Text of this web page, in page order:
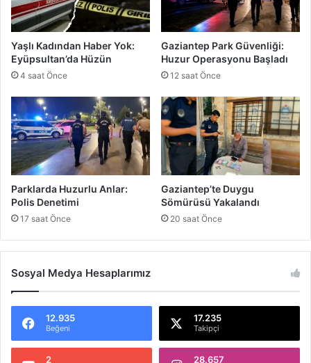
s
i
a
r
a
l
a
n
a
c
a
ı
u
:
e
n
i
Y
e
r
m
i
E
s
k
H
e
s
?
Yaşlı Kadından Haber Yok:
Eyüpsultan’da Hüzün
4 saat Önce
Gaziantep Park Güvenliği:
Huzur Operasyonu Başladı
12 saat Önce
Parklarda Huzurlu Anlar:
Polis Denetimi
17 saat Önce
Gaziantep’te Duygu
Sömürüsü Yakalandı
20 saat Önce
Sosyal Medya Hesaplarımız
12.935
Beğeni
17.235
Takipçi
2 28.657